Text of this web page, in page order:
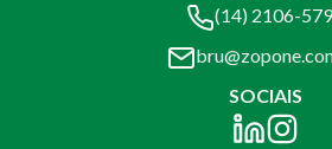
(14) 2106-
SOCIAIS